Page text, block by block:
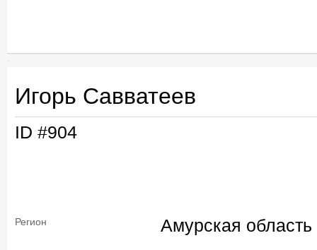
Игорь Савватеев
ID #904
Регион Амурская область